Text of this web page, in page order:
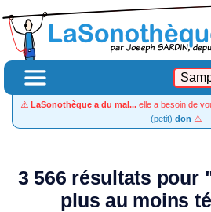
⚠️ LaSonothèque a du mal... elle a besoin de
(petit) don ⚠️
3 566 résultats pour
plus au moins